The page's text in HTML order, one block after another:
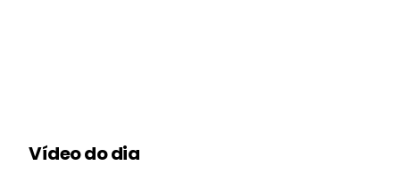
Vídeo do dia